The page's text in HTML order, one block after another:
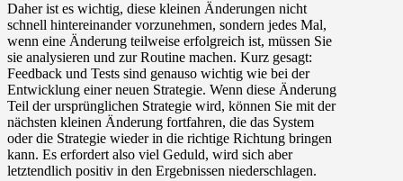
Daher ist es wichtig, diese kleinen Änderungen nicht
schnell hintereinander vorzunehmen, sondern jedes Mal,
wenn eine Änderung teilweise erfolgreich ist, müssen Sie
sie analysieren und zur Routine machen. Kurz gesagt:
Feedback und Tests sind genauso wichtig wie bei der
Entwicklung einer neuen Strategie. Wenn diese Änderung
Teil der ursprünglichen Strategie wird, können Sie mit der
nächsten kleinen Änderung fortfahren, die das System
oder die Strategie wieder in die richtige Richtung bringen
kann. Es erfordert also viel Geduld, wird sich aber
letztendlich positiv in den Ergebnissen niederschlagen.